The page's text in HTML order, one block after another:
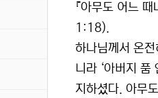
『아무도 어느
1:18).
하나님께서 온
니라 ‘아버지 품
지하셨다. 아무